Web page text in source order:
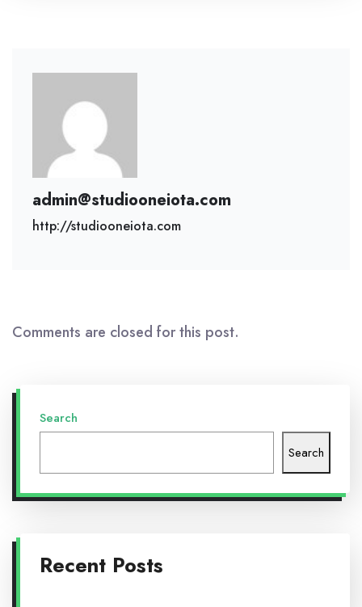
admin@studiooneiota.com
http://studiooneiota.com
Comments are closed for this post.
Search
Search
Recent Posts